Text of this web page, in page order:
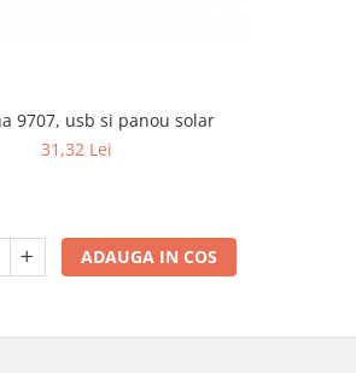
9707, usb si panou solar
31,32 Lei
ADAUGA IN COS